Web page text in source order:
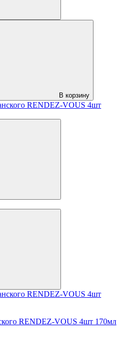
В корзину
RENDEZ-VOUS 4шт 170мл